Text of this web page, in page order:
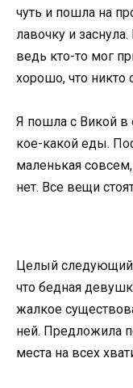
чуть и пошла на
лавочку и
ведь кто-то мог
хорошо, что
Я пошла с Викой в
кое-какой еды.
маленькая
нет. Все вещи
Целый следующий
что бедная
жалкое
ней. Предложила
места на всех